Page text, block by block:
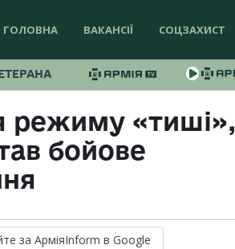
ГОЛОВНА ВАКАНСІЇ СОЦЗАХИСТ
режиму «тиші»,
бойове
за АрміяInform в Google